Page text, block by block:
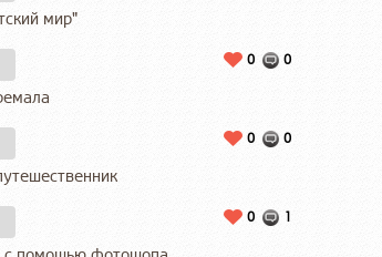
мир"
0
0
0
0
1
0